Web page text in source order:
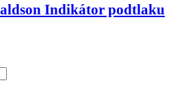
Indikátor podtlaku